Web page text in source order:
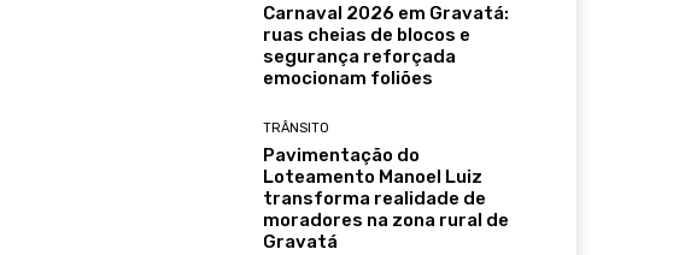
Carnaval 2026 em Gravatá:
ruas cheias de blocos e
segurança reforçada
emocionam foliões
TRÂNSITO
Pavimentação do
Loteamento Manoel Luiz
transforma realidade de
moradores na zona rural de
Gravatá